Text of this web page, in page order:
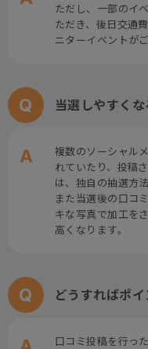
ただし、一部のイ
ただき、後日交通
ニターイベントが
当選しやすく
複数のソーシャル
れていたり、投稿
は、独自の抽選方
また当選後の口コ
キな写真で加工を
高くなります。
どうすればポ
口コミ投稿を行っ